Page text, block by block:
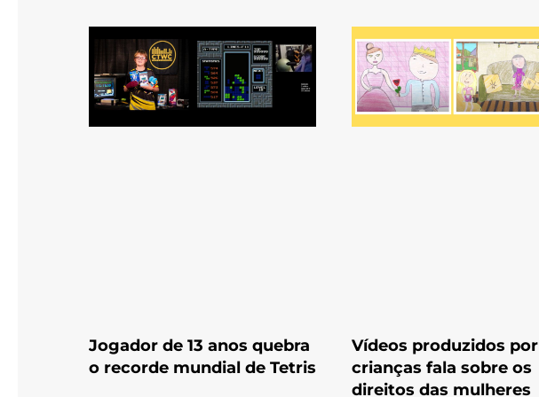
Jogador de 13 anos quebra
o recorde mundial de Tetris
Vídeos produzidos por
crianças fala sobre os
direitos das mulheres